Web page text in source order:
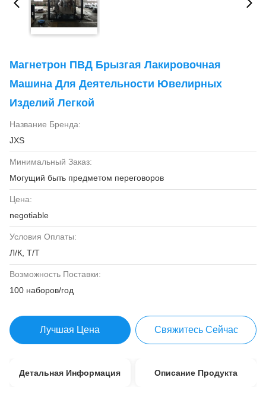
Магнетрон ПВД Брызгая Лакировочная
Машина Для Деятельности Ювелирных
Изделий Легкой
Название Бренда:
JXS
Минимальный Заказ:
Могущий быть предметом переговоров
Цена:
negotiable
Условия Оплаты:
Л/К, Т/Т
Возможность Поставки:
100 наборов/год
Лучшая Цена Свяжитесь Сейчас
Детальная Информация Описание Продукта